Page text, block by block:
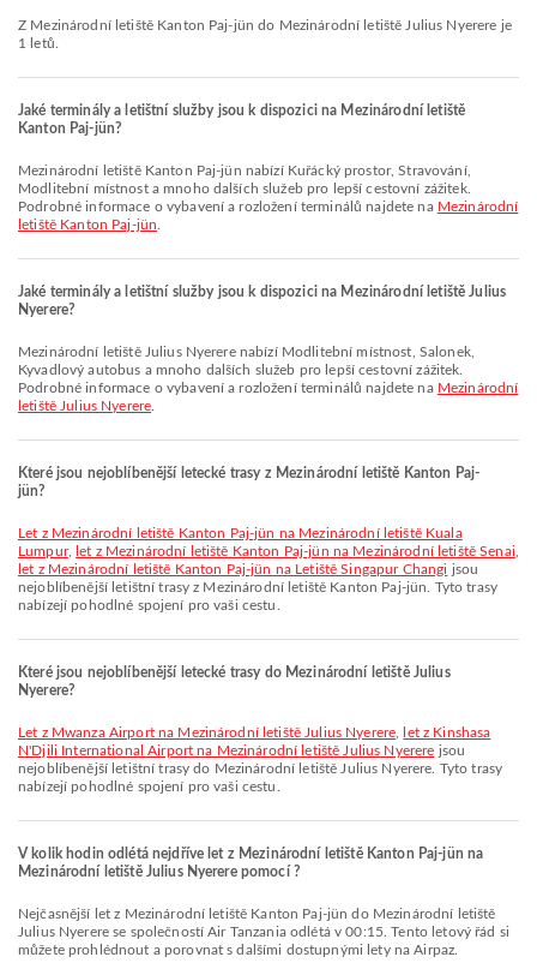
Z Mezinárodní letiště Kanton Paj-jün do Mezinárodní letiště Julius Nyerere je
1 letů.
Jaké terminály a letištní služby jsou k dispozici na Mezinárodní letiště
Kanton Paj-jün?
Mezinárodní letiště Kanton Paj-jün nabízí Kuřácký prostor, Stravování,
Modlitební místnost a mnoho dalších služeb pro lepší cestovní zážitek.
Podrobné informace o vybavení a rozložení terminálů najdete na Mezinárodní
letiště Kanton Paj-jün
Jaké terminály a letištní služby jsou k dispozici na Mezinárodní letiště Julius
Nyerere?
Mezinárodní letiště Julius Nyerere nabízí Modlitební místnost, Salonek,
Kyvadlový autobus a mnoho dalších služeb pro lepší cestovní zážitek.
Podrobné informace o vybavení a rozložení terminálů najdete na Mezinárodní
letiště Julius Nyerere
Které jsou nejoblíbenější letecké trasy z Mezinárodní letiště Kanton Paj-
jün?
let z Mezinárodní letiště Kanton Paj-jün na Mezinárodní letiště Kuala
Lumpur, let z Mezinárodní letiště Kanton Paj-jün na Mezinárodní letiště Senai
let z Mezinárodní letiště Kanton Paj-jün na Letiště Singapur Changi jsou
nejoblíbenější letištní trasy z Mezinárodní letiště Kanton Paj-jün. Tyto trasy
nabízejí pohodlné spojení pro vaši cestu.
Které jsou nejoblíbenější letecké trasy do Mezinárodní letiště Julius
Nyerere?
let z Mwanza Airport na Mezinárodní letiště Julius Nyerere
let z Kinshasa
N'Djili International Airport na Mezinárodní letiště Julius Nyerere jsou
nejoblíbenější letištní trasy do Mezinárodní letiště Julius Nyerere. Tyto trasy
nabízejí pohodlné spojení pro vaši cestu.
V kolik hodin odlétá nejdříve let z Mezinárodní letiště Kanton Paj-jün na
Mezinárodní letiště Julius Nyerere pomocí ?
Nejčasnější let z Mezinárodní letiště Kanton Paj-jün do Mezinárodní letiště
Julius Nyerere se společností Air Tanzania odlétá v 00:15. Tento letový řád si
můžete prohlédnout a porovnat s dalšími dostupnými lety na Airpaz.